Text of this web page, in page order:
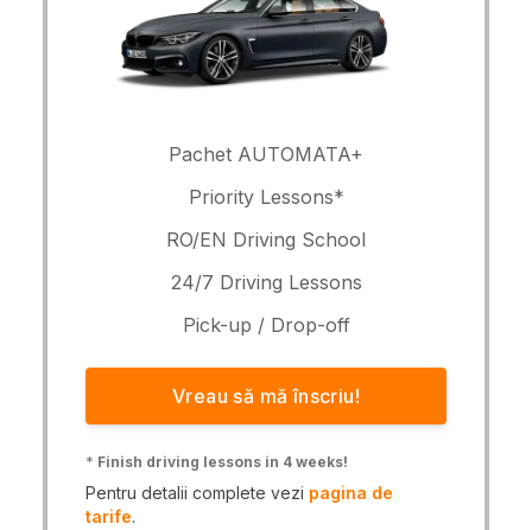
Pachet AUTOMATA+
Priority Lessons*
RO/EN Driving School
24/7 Driving Lessons
Pick-up / Drop-off
Vreau să mă înscriu!
* Finish driving lessons in 4 weeks!
Pentru detalii complete vezi pagina de
tarife.